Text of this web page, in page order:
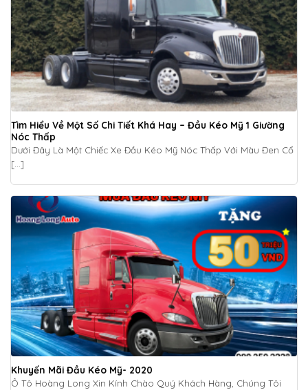
Tìm Hiểu Về Một Số Chi Tiết Khá Hay – Đầu Kéo Mỹ 1 Giường
Nóc Thấp
Dưới Đây Là Một Chiếc Xe Đầu Kéo Mỹ Nóc Thấp Với Màu Đen Cổ
[...]
Khuyến Mãi Đầu Kéo Mỹ- 2020
Ô Tô Hoàng Long Xin Kính Chào Quý Khách Hàng, Chúng Tôi